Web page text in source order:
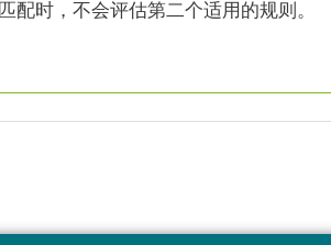
配时，不会评估第二个适用的规则。